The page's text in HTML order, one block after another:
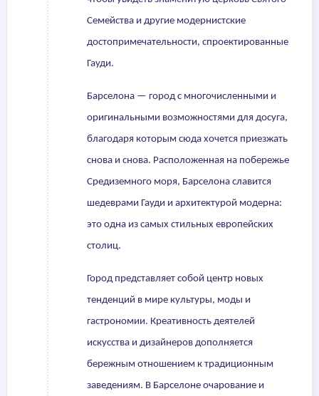
Семейства и другие модернистские
достопримечательности, спроектированные
Гауди.
Барселона — город с многочисленными и
оригинальными возможностями для досуга,
благодаря которым сюда хочется приезжать
снова и снова. Расположенная на побережье
Средиземного моря, Барселона славится
шедеврами Гауди и архитектурой модерна:
это одна из самых стильных европейских
столиц.
Город представляет собой центр новых
тенденций в мире культуры, моды и
гастрономии. Креативность деятелей
искусства и дизайнеров дополняется
бережным отношением к традиционным
заведениям. В Барселоне очарование и